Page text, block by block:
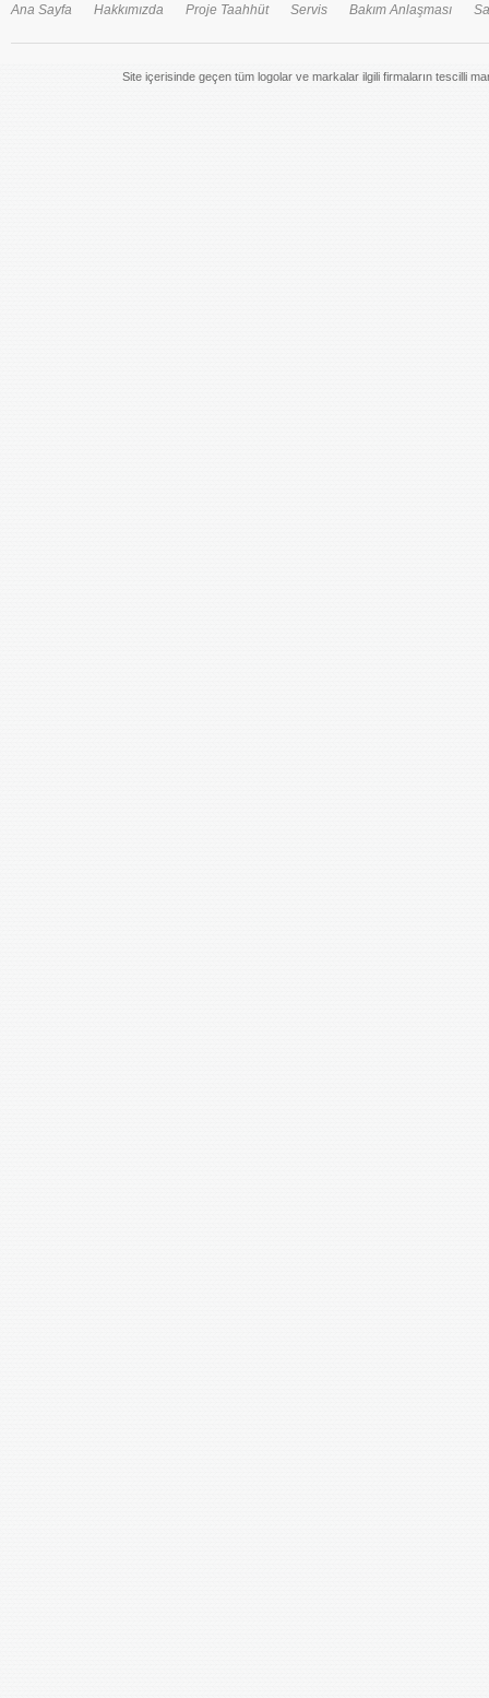
Ana Sayfa Hakkımızda Proje Taahhüt Servis Bakım Anlaşması
Site içerisinde geçen tüm logolar ve markalar ilgili firmaların tescilli